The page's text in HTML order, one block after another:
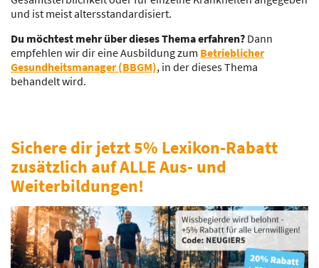
und ist meist altersstandardisiert.
Du möchtest mehr über dieses Thema erfahren? Dann
empfehlen wir dir eine Ausbildung zum Betrieblicher
Gesundheitsmanager (BBGM), in der dieses Thema
behandelt wird.
Sichere dir jetzt 5% Lexikon-Rabatt
zusätzlich auf ALLE Aus- und
Weiterbildungen!